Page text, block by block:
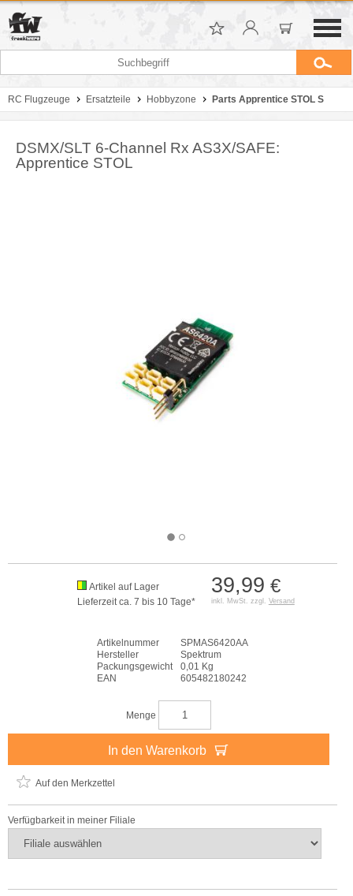
RC Flugzeuge Ersatzteile Hobbyzone Parts Apprentice STOL S
DSMX/SLT 6-Channel Rx AS3X/SAFE:
Apprentice STOL
39,99 €
inkl. MwSt. zzgl. Versand
Artikel auf Lager
Lieferzeit ca. 7 bis 10 Tage*
Artikelnummer
SPMAS6420AA
Hersteller
Spektrum
Packungsgewicht
0,01 Kg
EAN
605482180242
Menge
In den Warenkorb
Auf den Merkzettel
Verfügbarkeit in meiner Filiale